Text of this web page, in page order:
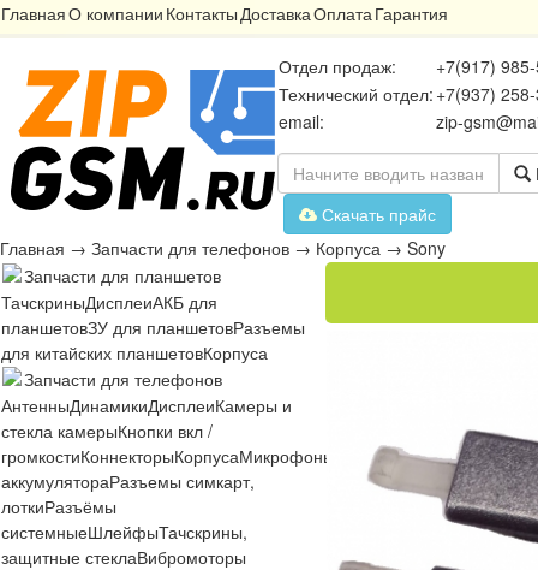
ГлавнаяО компании КонтактыДоставкаОплатаГарантия
Отдел продаж:
+7(917)
Технический отдел: +7(937)
email:
zip-
Скачать прайс
Главная → Запчасти для телефонов → Корпуса → Sony
Запчасти для планшетов
ТачскриныДисплеиАКБ для
планшетовЗУ для планшетовРазъемы
для китайских планшетовКорпуса
Запчасти для телефонов
АнтенныДинамикиДисплеиКамеры и
стекла камерыКнопки вкл /
громкостиКоннекторыКорпусаМикрофоны МикросхемыПлаты
аккумулятораРазъемы симкарт,
лоткиРазъёмы
системныеШлейфыТачскрины,
защитные стеклаВибромоторы